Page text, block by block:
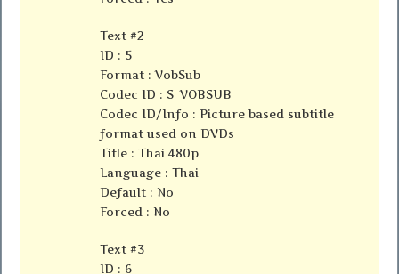
Text #2
ID : 5
Format : VobSub
Codec ID : S_VOBSUB
Codec ID/Info : Picture based subtitle
format used on DVDs
Title : Thai 480p
Language : Thai
Default : No
Forced : No
Text #3
ID : 6